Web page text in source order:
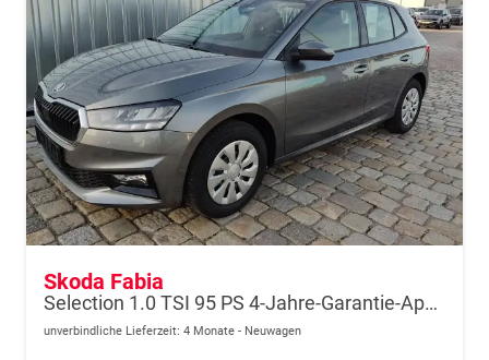
Skoda Fabia
Selection 1.0 TSI 95 PS 4-Jahre-Garantie-AppleCarPlay-AndroidAuto-LED-PDC-Sitzheizung-DAB-Klima
unverbindliche Lieferzeit: 4 Monate Neuwagen